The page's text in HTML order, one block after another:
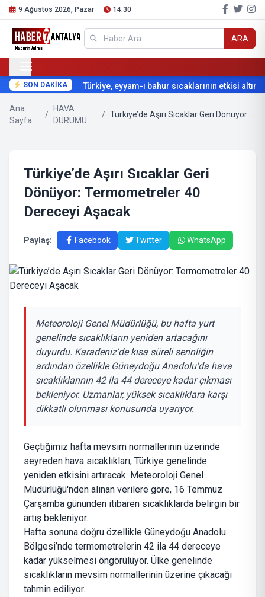
9 Ağustos 2026, Pazar 14:30
ARA
SON DAKİKA Türkiye, eyyam-ı bahur sıcaklarının etkisi altına
Ana
Sayfa
/
HAVA
DURUMU
/
Türkiye’de Aşırı Sıcaklar Geri
Dönüyor: Termometreler 40
Dereceyi Aşacak
Paylaş: Facebook Twitter WhatsApp
Meteoroloji Genel Müdürlüğü, bu hafta yurt
genelinde sıcaklıkların yeniden artacağını
duyurdu. Karadeniz'de kısa süreli serinliğin
ardından özellikle Güneydoğu Anadolu'da hava
sıcaklıklarının 42 ila 44 dereceye kadar çıkması
bekleniyor. Uzmanlar, yüksek sıcaklıklara karşı
dikkatli olunması konusunda uyarıyor.
Geçtiğimiz hafta mevsim normallerinin üzerinde
seyreden hava sıcaklıkları, Türkiye genelinde
yeniden etkisini artıracak. Meteoroloji Genel
Müdürlüğü'nden alınan verilere göre, 16 Temmuz
Çarşamba gününden itibaren sıcaklıklarda belirgin bir
artış bekleniyor.
Hafta sonuna doğru özellikle Güneydoğu Anadolu
Bölgesi’nde termometrelerin 42 ila 44 dereceye
kadar yükselmesi öngörülüyor. Ülke genelinde
sıcaklıkların mevsim normallerinin üzerine çıkacağı
tahmin ediliyor.